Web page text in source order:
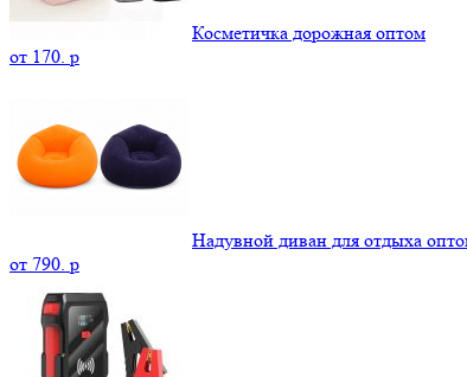
Косметичка дорожная оптом
от 170. p
Надувной диван для отдыха
от 790. p